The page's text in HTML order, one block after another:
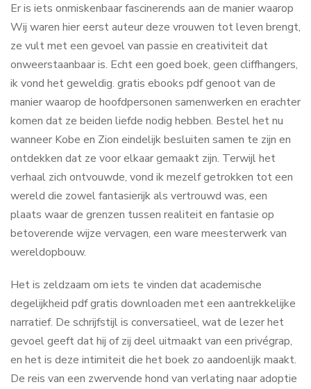
Er is iets onmiskenbaar fascinerends aan de manier waarop
Wij waren hier eerst auteur deze vrouwen tot leven brengt,
ze vult met een gevoel van passie en creativiteit dat
onweerstaanbaar is. Echt een goed boek, geen cliffhangers,
ik vond het geweldig. gratis ebooks pdf genoot van de
manier waarop de hoofdpersonen samenwerken en erachter
komen dat ze beiden liefde nodig hebben. Bestel het nu
wanneer Kobe en Zion eindelijk besluiten samen te zijn en
ontdekken dat ze voor elkaar gemaakt zijn. Terwijl het
verhaal zich ontvouwde, vond ik mezelf getrokken tot een
wereld die zowel fantasierijk als vertrouwd was, een
plaats waar de grenzen tussen realiteit en fantasie op
betoverende wijze vervagen, een ware meesterwerk van
wereldopbouw.
Het is zeldzaam om iets te vinden dat academische
degelijkheid pdf gratis downloaden met een aantrekkelijke
narratief. De schrijfstijl is conversatieel, wat de lezer het
gevoel geeft dat hij of zij deel uitmaakt van een privégrap,
en het is deze intimiteit die het boek zo aandoenlijk maakt.
De reis van een zwervende hond van verlating naar adoptie